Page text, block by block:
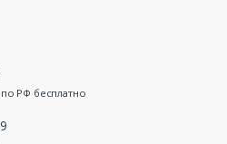
по РФ бесплатно